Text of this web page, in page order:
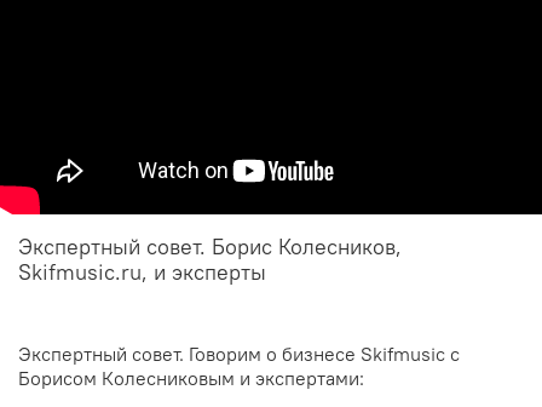
Экспертный совет. Борис Колесников,
Skifmusic.ru, и эксперты
Экспертный совет. Говорим о бизнесе Skifmusic с
Борисом Колесниковым и экспертами: